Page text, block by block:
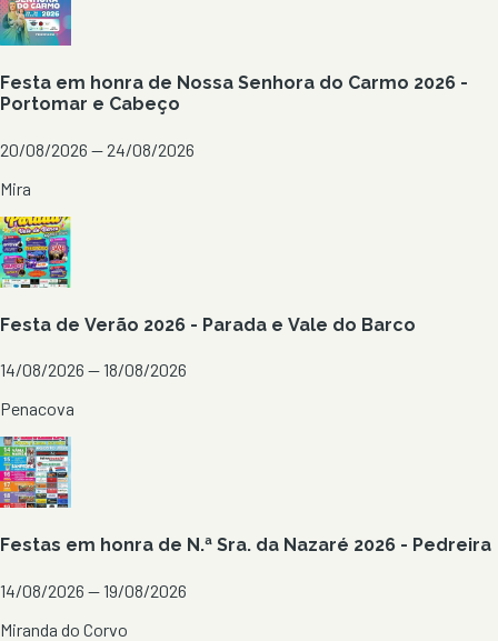
Festa em honra de Nossa Senhora do Carmo 2026 -
Portomar e Cabeço
20/08/2026 — 24/08/2026
Mira
Festa de Verão 2026 - Parada e Vale do Barco
14/08/2026 — 18/08/2026
Penacova
Festas em honra de N.ª Sra. da Nazaré 2026 - Pedreira
14/08/2026 — 19/08/2026
Miranda do Corvo